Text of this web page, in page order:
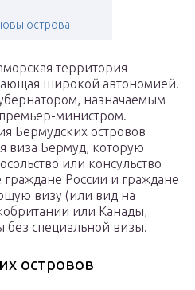
острова
территория
широкой автономией.
назначаемым
министром.
Бермудских островов
виза Бермуд, которую
или консульство
России и граждане
визу (или вид на
или Канады,
без специальной визы.
островов